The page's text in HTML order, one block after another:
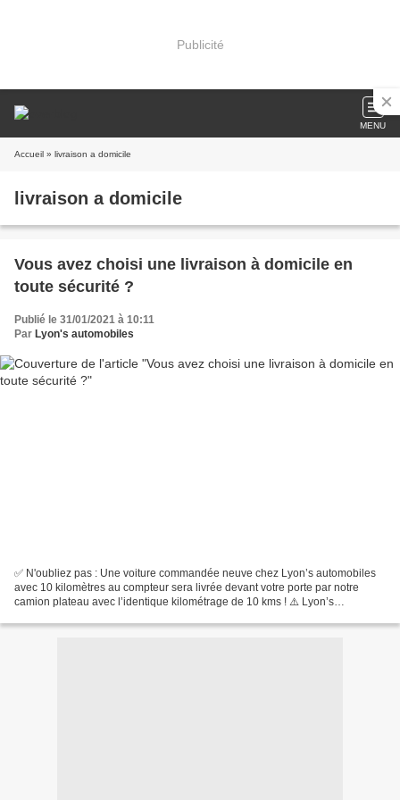
Publicité
MENU
Accueil » livraison a domicile
livraison a domicile
Vous avez choisi une livraison à domicile en
toute sécurité ?
Publié le 31/01/2021 à 10:11
Par Lyon's automobiles
✅ N'oubliez pas : Une voiture commandée neuve chez Lyon’s automobiles
avec 10 kilomètres au compteur sera livrée devant votre porte par notre
camion plateau avec l’identique kilométrage de 10 kms ! ⚠️ Lyon’s